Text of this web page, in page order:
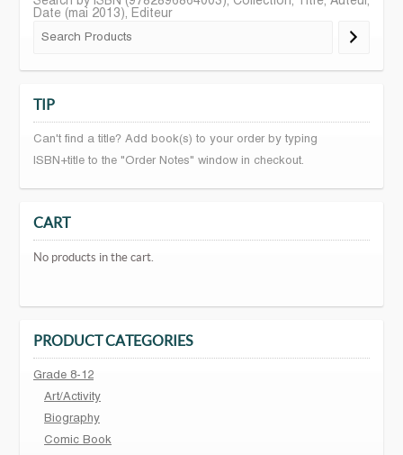
Date (mai 2013), Editeur
TIP
Can't find a title? Add book(s) to your order by typing
ISBN+title to the "Order Notes" window in checkout.
CART
No products in the cart.
PRODUCT CATEGORIES
Grade 8-12
Art/Activity
Biography
Comic Book